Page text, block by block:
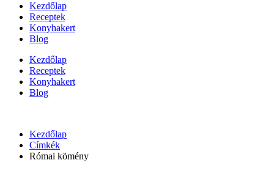
Kezdőlap
Receptek
Konyhakert
Blog
Kezdőlap
Receptek
Konyhakert
Blog
Kezdőlap
Címkék
Római kömény